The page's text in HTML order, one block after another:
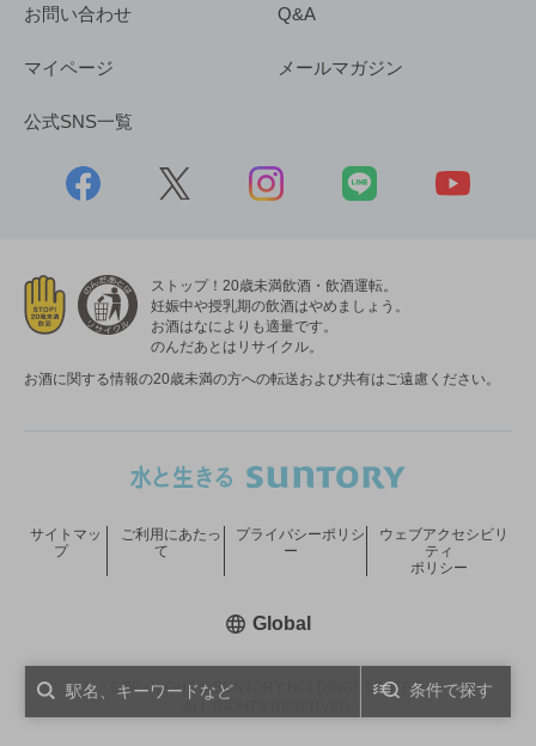
条件で探す
お問い合わせ Q&A
マイページ メールマガジン
公式SNS一覧
ストップ！20歳未満飲酒・飲酒運転。
妊娠中や授乳期の飲酒はやめましょう。
お酒はなによりも適量です。
のんだあとはリサイクル。
お酒に関する情報の20歳未満の方への転送および共有はご遠慮ください。
COPYRIGHT © SUNTORY HOLDINGS LIMITED.
サイトマッ
プ
ご利用にあたっ
て
プライバシーポリシ
ー
ウェブアクセシビリ
ティ
ポリシー
Global新しいウィンドウで開く